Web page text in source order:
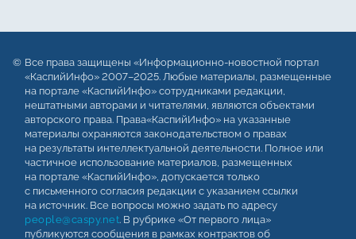
Все права защищены «Информационно-новостной портал
«КаспийИнфо» 2007–2025. Любые материалы, размещенные
на портале «КаспийИнфо» сотрудниками редакции,
нештатными авторами и читателями, являются объектами
авторского права. Права«КаспийИнфо» на указанные
материалы охраняются законодательством о правах
на результаты интеллектуальной деятельности. Полное или
частичное использование материалов, размещенных
на портале «КаспийИнфо», допускается только
с письменного согласия редакции с указанием ссылки
на источник. Все вопросы можно задать по адресу
people@caspy.net. В рубрике «От первого лица»
публикуются сообщения в рамках контрактов об